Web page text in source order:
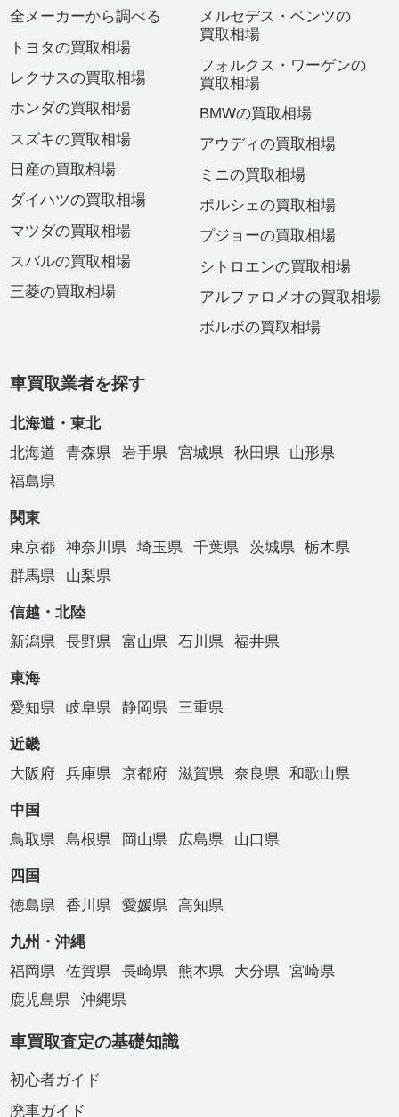
全メーカーから調べる
トヨタの買取相場
レクサスの買取相場
ホンダの買取相場
スズキの買取相場
日産の買取相場
ダイハツの買取相場
マツダの買取相場
スバルの買取相場
三菱の買取相場
メルセデス・ベンツの
買取相場
フォルクス・ワーゲンの
買取相場
BMWの買取相場
アウディの買取相場
ミニの買取相場
ポルシェの買取相場
プジョーの買取相場
シトロエンの買取相場
アルファロメオの買取相場
ボルボの買取相場
車買取業者を探す
北海道・東北
北海道
青森県 岩手県 宮城県 秋田県
山形県
福島県
関東
東京都
神奈川県 埼玉県 千葉県 茨城県
栃木県
群馬県
山梨県
信越・北陸
新潟県
長野県 富山県 石川県 福井県
東海
愛知県
岐阜県 静岡県 三重県
近畿
大阪府
兵庫県 京都府 滋賀県 奈良県 和歌山県
中国
鳥取県
島根県 岡山県 広島県 山口県
四国
徳島県
香川県 愛媛県 高知県
九州・沖縄
福岡県
佐賀県 長崎県 熊本県 大分県
宮崎県
鹿児島県
沖縄県
車買取査定の基礎知識
初心者ガイド
廃車ガイド